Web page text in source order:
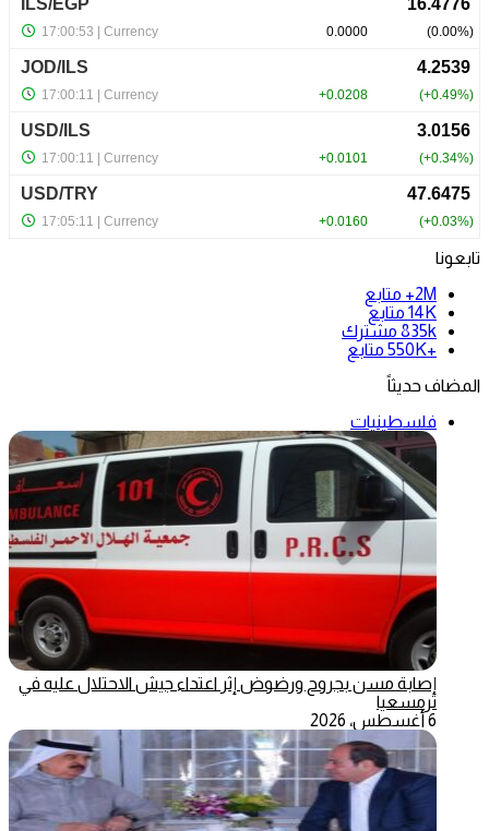
تابعونا
2M+
متابع
14K متابع
835k مشترك
+550K
متابع
المضاف حديثاً
فلسطينيات
إصابة مسن بجروح ورضوض إثر اعتداء جيش الاحتلال عليه في
ترمسعيا
6 أغسطس، 2026